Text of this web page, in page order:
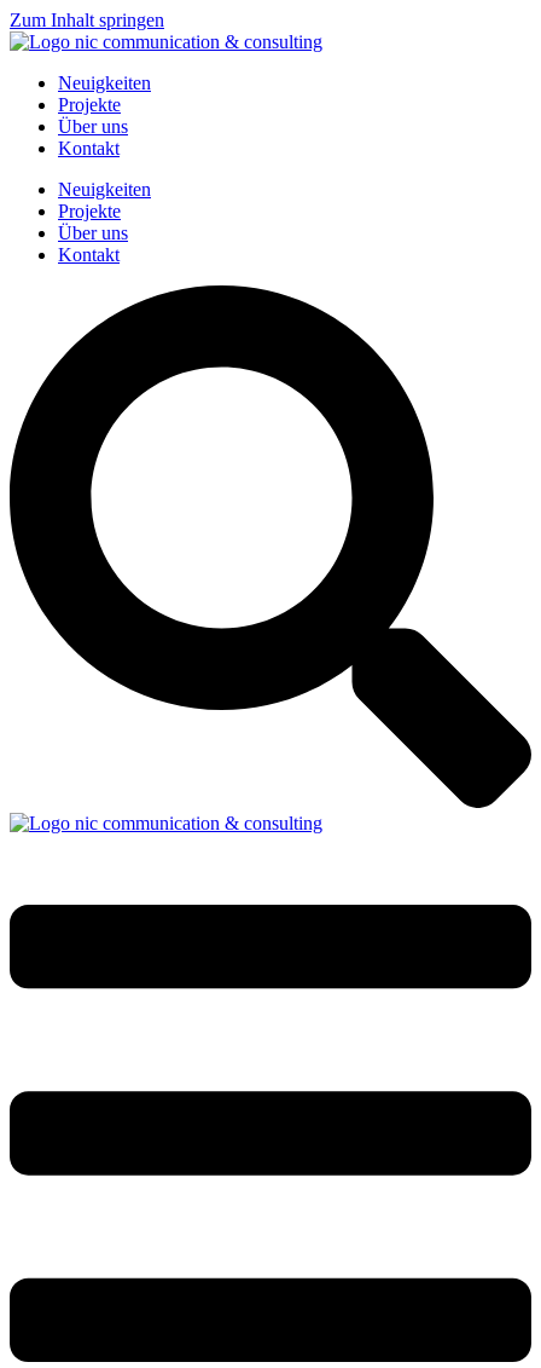
Zum Inhalt springen
Neuigkeiten
Projekte
Über uns
Kontakt
Neuigkeiten
Projekte
Über uns
Kontakt